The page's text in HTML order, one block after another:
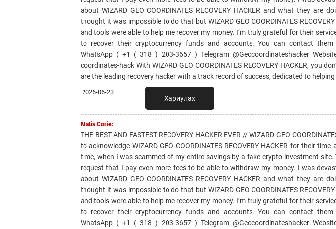
about WIZARD GEO COORDINATES RECOVERY HACKER and what they
thought it was impossible to do that but WIZARD GEO COORDINATES
and tools were able to help me recover my money. I’m truly grateful for their
to recover their cryptocurrency funds and accounts. You can contact them
WhatsApp ( +1 ( 318 ) 203-3657 ) Telegram @Geocoordinateshacker
coordinates-hack With WIZARD GEO COORDINATES RECOVERY HACKER, you
are the leading recovery hacker with a track record of success, dedicated to
2026-06-23
Хариулах
Matis Corie:
THE BEST AND FASTEST RECOVERY HACKER EVER // WIZARD GEO
to acknowledge WIZARD GEO COORDINATES RECOVERY HACKER for their
time, when I was scammed of my entire savings by a fake crypto investment
request that I pay even more fees to be able to withdraw my money. I was
about WIZARD GEO COORDINATES RECOVERY HACKER and what they
thought it was impossible to do that but WIZARD GEO COORDINATES
and tools were able to help me recover my money. I’m truly grateful for their
to recover their cryptocurrency funds and accounts. You can contact them
WhatsApp ( +1 ( 318 ) 203-3657 ) Telegram @Geocoordinateshacker